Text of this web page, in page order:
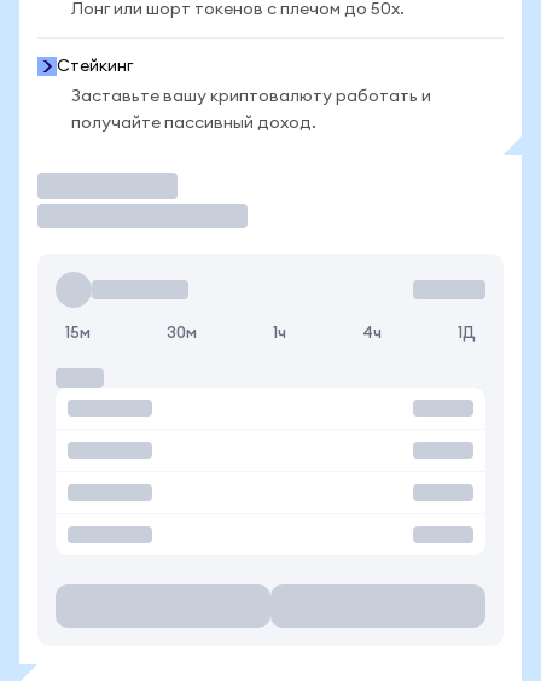
Лонг или шорт токенов с плечом до 50x.
Стейкинг
Заставьте вашу криптовалюту работать и
получайте пассивный доход.
15м 30м 1ч 4ч 1Д